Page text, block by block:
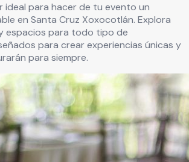
ideal para hacer de tu evento un
en Santa Cruz Xoxocotlán. Explora
espacios para todo tipo de
para crear experiencias únicas y
para siempre.